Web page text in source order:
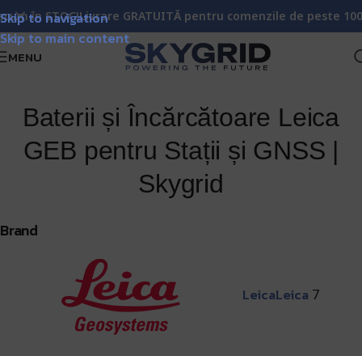
Skip to navigation
Skip to main content
Livrare GRATUITĂ pentru comenzile de peste 1000 lei!
MENU
Baterii și Încărcătoare Leica
GEB pentru Stații și GNSS |
Skygrid
Brand
LeicaLeica 7